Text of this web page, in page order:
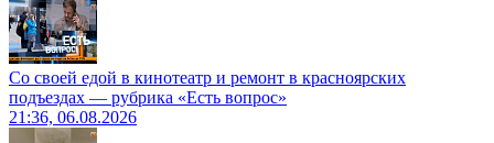
Со своей едой в кинотеатр и ремонт в красноярских
подъездах — рубрика «Есть вопрос»
21:36, 06.08.2026